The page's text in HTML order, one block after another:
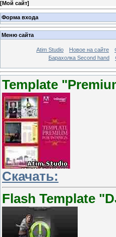
[Мой сайт]
Форма входа
Меню сайта
Atim Studio Новое на сайте
Барахолка Second hand
Template
Скачать:
Flash Template